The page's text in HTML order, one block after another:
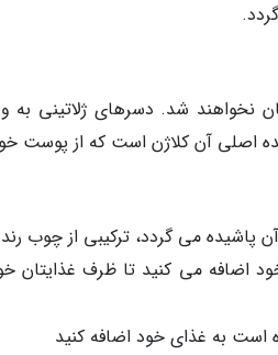
نخواهند شد. دسرهای ژلاتینی به
اصلی آن کلاژن است که از پوست
پاشیده می گردد، ترکیبی از چوب
اضافه می کنید تا ظرف غذایتان